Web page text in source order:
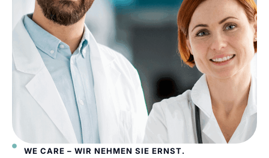
WE CARE – WIR NEHMEN SIE ERNST.